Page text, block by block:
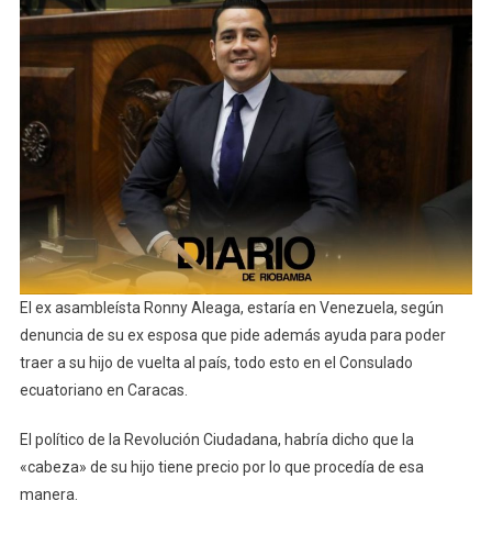
Venezuela
El ex asambleísta Ronny Aleaga, estaría en Venezuela, según
denuncia de su ex esposa que pide además ayuda para poder
traer a su hijo de vuelta al país, todo esto en el Consulado
ecuatoriano en Caracas.
El político de la Revolución Ciudadana, habría dicho que la
«cabeza» de su hijo tiene precio por lo que procedía de esa
manera.